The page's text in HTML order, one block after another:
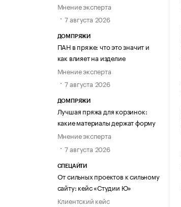
Мнение эксперта
7 августа 2026
ДОМПРЯЖИ
ПАН в пряже: что это значит и
как влияет на изделие
Мнение эксперта
7 августа 2026
ДОМПРЯЖИ
Лучшая пряжа для корзинок:
какие материалы держат форму
Мнение эксперта
7 августа 2026
СПЕЦАЙТИ
От сильных проектов к сильному
сайту: кейс «Студии Ю»
Клиентский кейс